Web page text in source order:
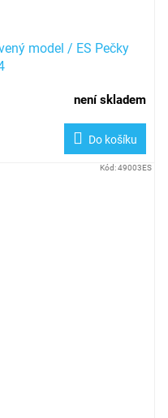
model / ES Pečky
není skladem
Do košíku
Kód:49003ES